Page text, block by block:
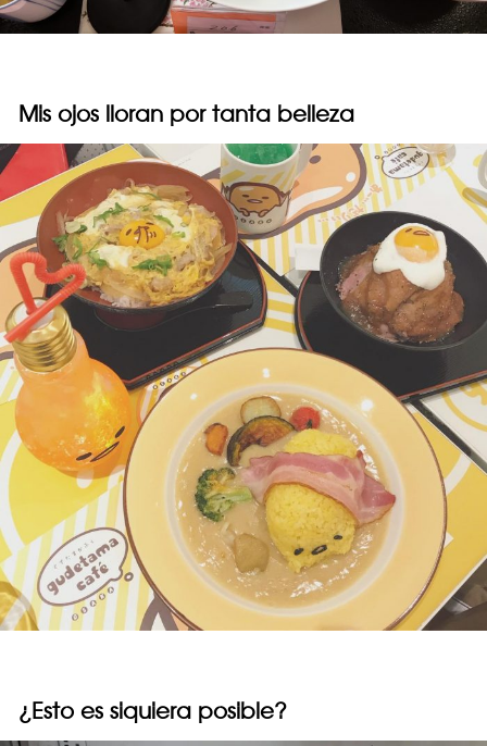
Mis ojos lloran por tanta belleza
¿Esto es siquiera posible?